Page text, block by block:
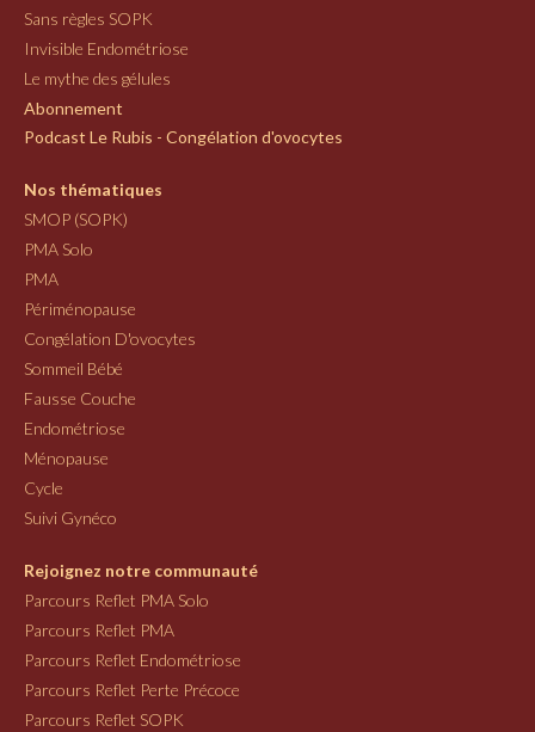
Sans règles SOPK
Invisible Endométriose
Le mythe des gélules
Abonnement
Podcast Le Rubis - Congélation d'ovocytes
Nos thématiques
SMOP (SOPK)
PMA Solo
PMA
Périménopause
Congélation D'ovocytes
Sommeil Bébé
Fausse Couche
Endométriose
Ménopause
Cycle
Suivi Gynéco
Rejoignez notre communauté
Parcours Reflet PMA Solo
Parcours Reflet PMA
Parcours Reflet Endométriose
Parcours Reflet Perte Précoce
Parcours Reflet SOPK